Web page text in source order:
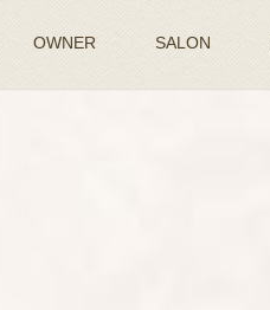
OWNER SALON